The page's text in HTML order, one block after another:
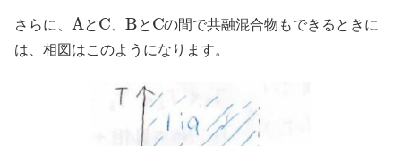
さらに、
A
と
C B
と
C
の間で共融混合物もできるときに
は、相図はこのようになります。